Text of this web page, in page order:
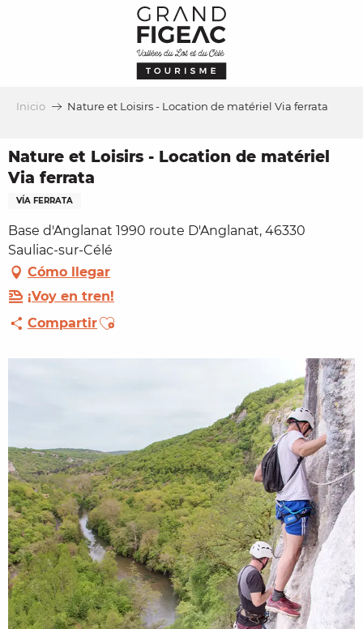
Inicio Nature et Loisirs - Location de matériel Via ferrata
Nature et Loisirs - Location de matériel
Via ferrata
VÍA FERRATA
Base d'Anglanat 1990 route D'Anglanat, 46330
Sauliac-sur-Célé
Cómo llegar
¡Voy en tren!
CompartirAjouter aux favoris